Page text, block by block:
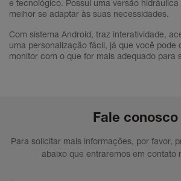
e tecnológico. Possui uma versão
melhor se adaptar às suas necessidades.
Com sistema Android, traz interatividade,
uma personalização fácil, já que você pode
monitor com o que for mais adequado para
Fale conosco
Para solicitar mais informações, por favor,
abaixo que entraremos em contato